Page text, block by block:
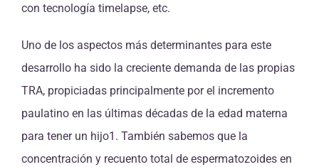
con tecnología timelapse, etc.
Uno de los aspectos más determinantes para este
desarrollo ha sido la creciente demanda de las propias
TRA, propiciadas principalmente por el incremento
paulatino en las últimas décadas de la edad materna
para tener un hijo1. También sabemos que la
concentración y recuento total de espermatozoides en